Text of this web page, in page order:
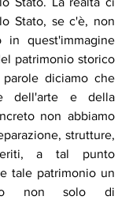
Stato, se c'è, non
in quest'immagine
patrimonio storico
diciamo che
dell'arte e della
non abbiamo
strutture,
a tal punto
tale patrimonio un
non solo di